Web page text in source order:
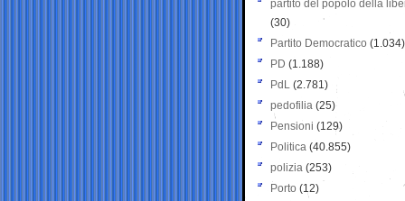
partito del popolo della
(30)
Partito Democratico (1.034)
PD (1.188)
PdL (2.781)
pedofilia (25)
Pensioni (129)
Politica (40.855)
polizia (253)
Porto (12)